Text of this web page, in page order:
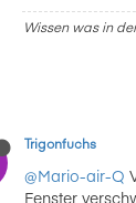
Wissen was in
Trigonfuchs
@Mario-air-Q
Fenster